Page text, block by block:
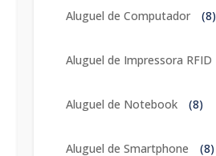
Aluguel de Computador (8)
Aluguel de Impressora RFID
Aluguel de Notebook (8)
Aluguel de Smartphone (8)